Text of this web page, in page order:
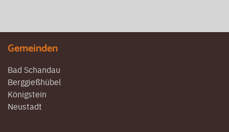
Gemeinden
Bad Schandau
Berggießhübel
Königstein
Neustadt